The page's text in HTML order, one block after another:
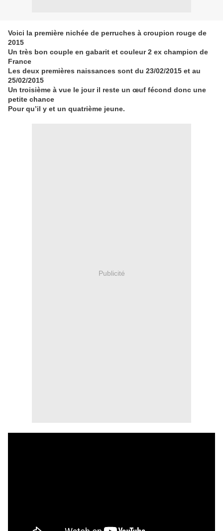
Voici la première nichée de perruches à croupion rouge de
2015
Un très bon couple en gabarit et couleur 2 ex champion de
France
Les deux premières naissances sont du 23/02/2015 et au
25/02/2015
Un troisième à vue le jour il reste un œuf fécond donc une
petite chance
Pour qu’il y et un quatrième jeune.
Publicité